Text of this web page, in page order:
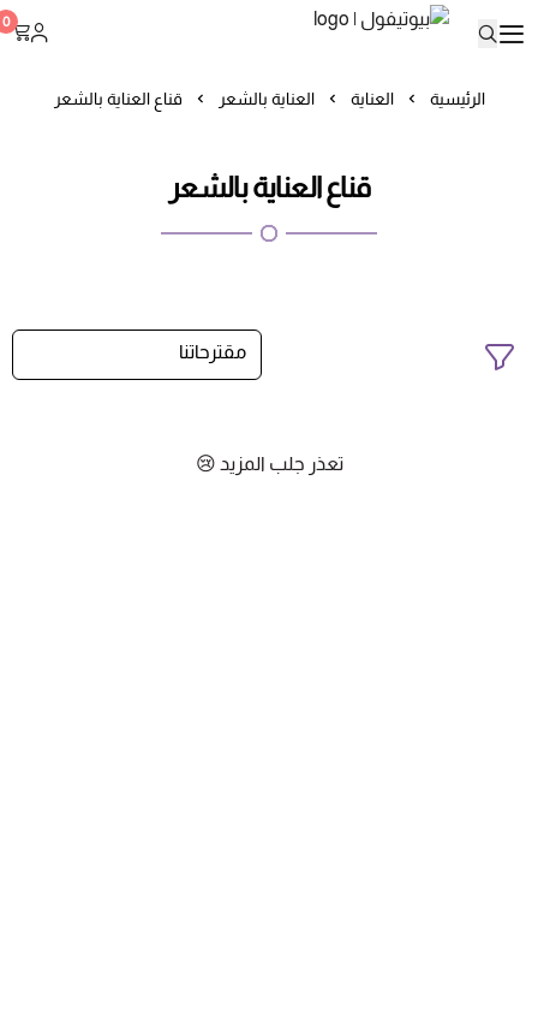
0
الرئيسية العناية العناية بالشعر قناع العناية بالشعر
قناع العناية بالشعر
تعذر جلب المزيد 😢